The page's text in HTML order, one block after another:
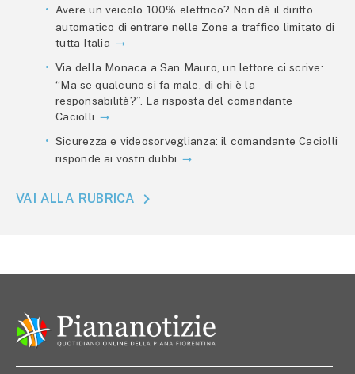
Avere un veicolo 100% elettrico? Non dà il diritto
automatico di entrare nelle Zone a traffico limitato di
tutta Italia
Via della Monaca a San Mauro, un lettore ci scrive:
“Ma se qualcuno si fa male, di chi è la
responsabilità?”. La risposta del comandante
Caciolli
Sicurezza e videosorveglianza: il comandante Caciolli
risponde ai vostri dubbi
VAI ALLA RUBRICA